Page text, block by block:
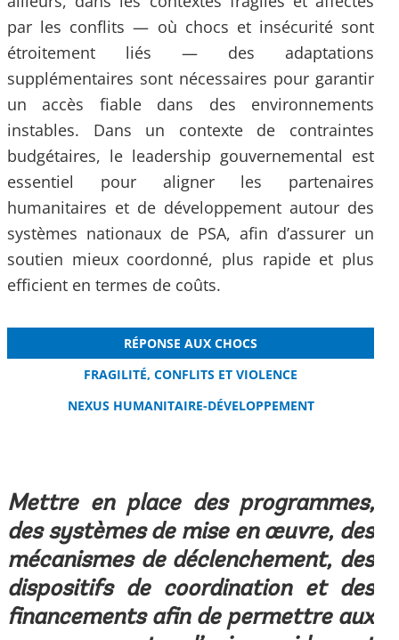
par les conflits — où chocs et insécurité sont
étroitement liés — des adaptations
supplémentaires sont nécessaires pour garantir
un accès fiable dans des environnements
instables. Dans un contexte de contraintes
budgétaires, le leadership gouvernemental est
essentiel pour aligner les partenaires
humanitaires et de développement autour des
systèmes nationaux de PSA, afin d’assurer un
soutien mieux coordonné, plus rapide et plus
efficient en termes de coûts.
RÉPONSE AUX CHOCS
FRAGILITÉ, CONFLITS ET VIOLENCE
NEXUS HUMANITAIRE-DÉVELOPPEMENT
Mettre en place des programmes,
des systèmes de mise en œuvre, des
mécanismes de déclenchement, des
dispositifs de coordination et des
financements afin de permettre aux